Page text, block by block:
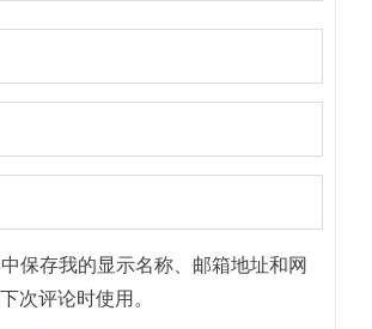
保存我的显示名称、邮箱地址和网
次评论时使用。